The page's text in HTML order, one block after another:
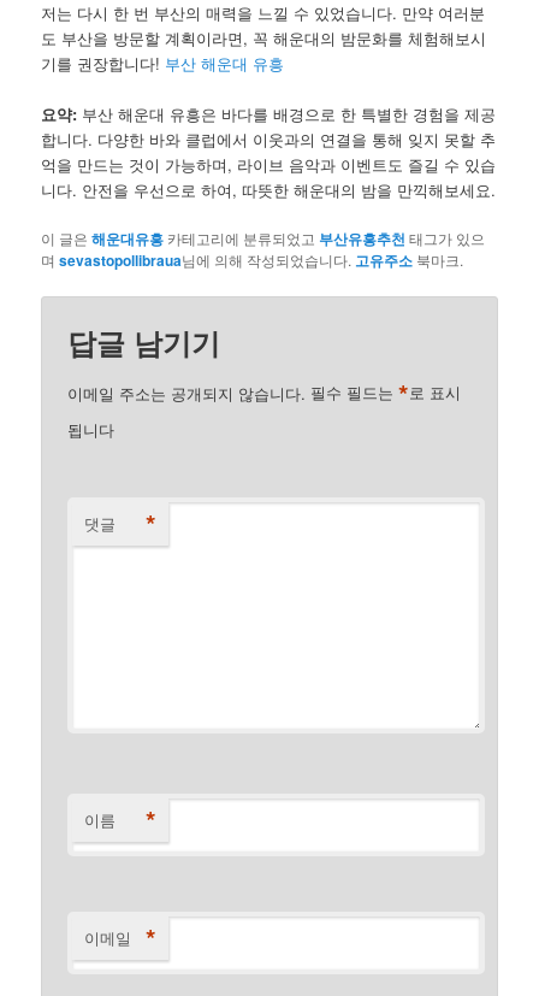
저는 다시 한 번 부산의 매력을 느낄 수 있었습니다. 만약 여러분
도 부산을 방문할 계획이라면, 꼭 해운대의 밤문화를 체험해보시
기를 권장합니다! 부산 해운대 유흥
요약: 부산 해운대 유흥은 바다를 배경으로 한 특별한 경험을 제공
합니다. 다양한 바와 클럽에서 이웃과의 연결을 통해 잊지 못할 추
억을 만드는 것이 가능하며, 라이브 음악과 이벤트도 즐길 수 있습
니다. 안전을 우선으로 하여, 따뜻한 해운대의 밤을 만끽해보세요.
이 글은해운대유흥 카테고리에 분류되었고 부산유흥추천 태그가 있으
며sevastopollibraua님에 의해 작성되었습니다. 고유주소 북마크.
답글 남기기
이메일 주소는 공개되지 않습니다. 필수 필드는*로 표시
됩니다
댓글 *
이름 *
이메일 *